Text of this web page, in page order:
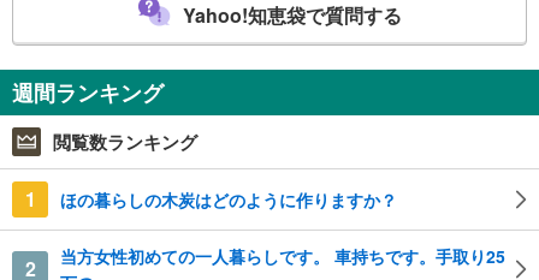
Yahoo!知恵袋で質問する
週間ランキング
閲覧数ランキング
1 ほの暮らしの木炭はどのように作りますか？
2
当方女性初めての一人暮らしです。 車持ちです。手取り25